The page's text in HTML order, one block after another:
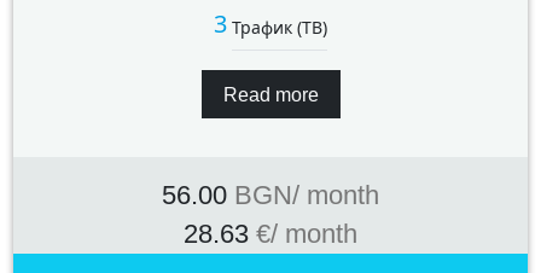
3 Трафик (TB)
Read more
56.00 BGN/ month
28.63 €/ month